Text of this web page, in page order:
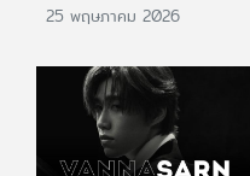
25 พฤษภาคม 2026